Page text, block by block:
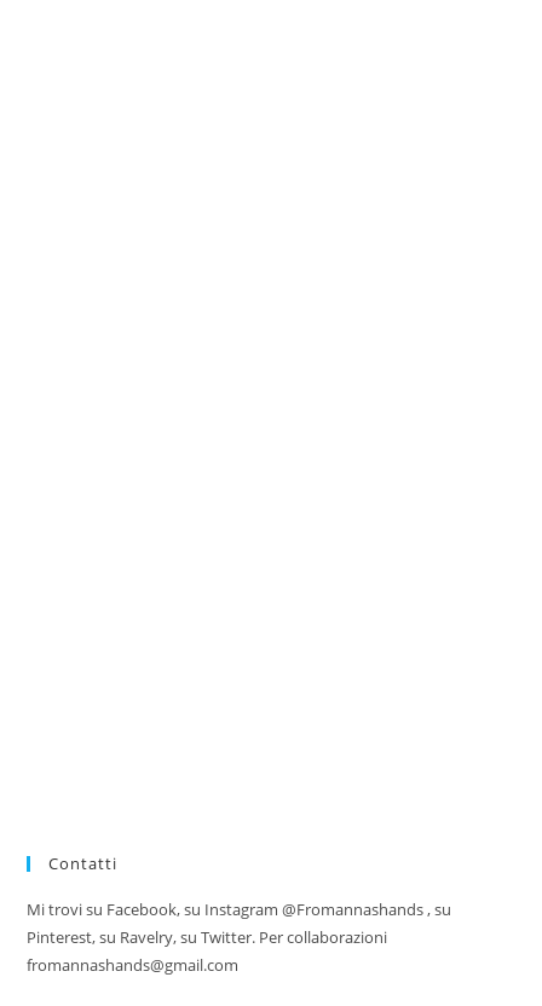
Contatti
Mi trovi su Facebook, su Instagram @Fromannashands , su
Pinterest, su Ravelry, su Twitter. Per collaborazioni
fromannashands@gmail.com